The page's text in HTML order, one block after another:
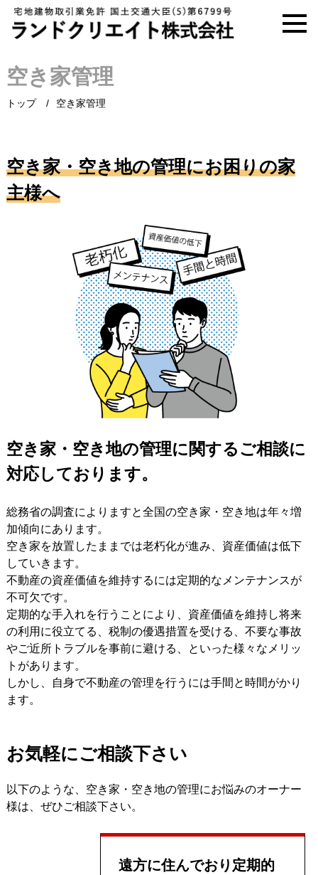
空き家管理
トップ 空き家管理
空き家・空き地の管理にお困りの家
主様へ
空き家・空き地の管理に関するご相談に
対応しております。
総務省の調査によりますと全国の空き家・空き地は年々増
加傾向にあります。
空き家を放置したままでは老朽化が進み、資産価値は低下
していきます。
不動産の資産価値を維持するには定期的なメンテナンスが
不可欠です。
定期的な手入れを行うことにより、資産価値を維持し将来
の利用に役立てる、税制の優遇措置を受ける、不要な事故
やご近所トラブルを事前に避ける、といった様々なメリッ
トがあります。
しかし、自身で不動産の管理を行うには手間と時間がかり
ます。
お気軽にご相談下さい
以下のような、空き家・空き地の管理にお悩みのオーナー
様は、ぜひご相談下さい。
遠方に住んでおり定期的